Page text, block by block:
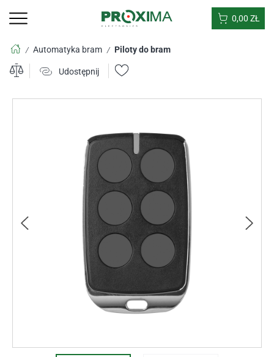
0,00 ZŁ
/ Automatyka bram / Piloty do bram
Udostępnij